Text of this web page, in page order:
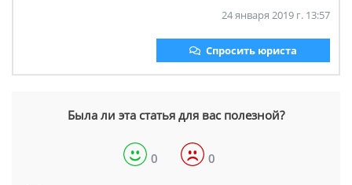
24 января 2019 г. 13:57
Спросить юриста
Была ли эта статья для вас полезной?
0 0